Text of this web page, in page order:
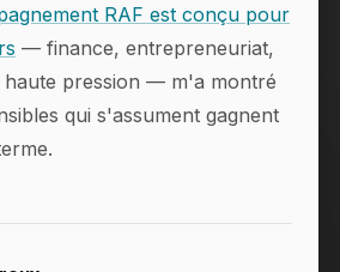
RAF est conçu pour
— finance, entrepreneuriat,
haute pression — m'a montré
qui s'assument gagnent